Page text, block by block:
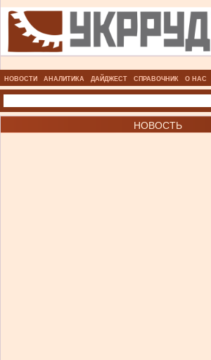
НОВОСТИ АНАЛИТИКА ДАЙДЖЕСТ СПРАВОЧНИК О НАС
НОВОСТЬ